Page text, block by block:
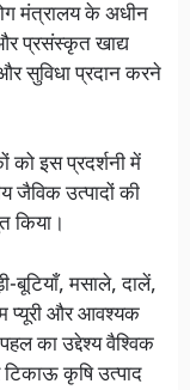
मंत्रालय के अधीन
प्रसंस्कृत खाद्य
सुविधा प्रदान करने
को इस प्रदर्शनी में
जैविक उत्पादों की
किया।
मसाले, दालें,
प्यूरी और आवश्यक
का उद्देश्य वैश्विक
कृषि उत्पाद